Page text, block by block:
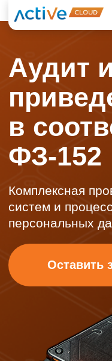
Комплексная проверка
систем и процессов
персональных данных
приведение
в
ФЗ-152
Оставить заявку